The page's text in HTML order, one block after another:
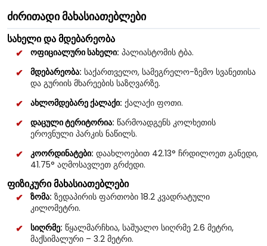
ძირითადი მახასიათებლები
სახელი და მდებარეობა
ოფიციალური სახელი: პალიასტომის ტბა.
მდებარეობა: საქართველო, სამეგრელო-ზემო სვანეთისა
და გურიის მხარეების საზღვარზე.
ახლომდებარე ქალაქი: ქალაქი ფოთი.
დაცული ტერიტორია: წარმოადგენს კოლხეთის
ეროვნული პარკის ნაწილს.
კოორდინატები: დაახლოებით 42.13° ჩრდილოეთ განედი,
41.75° აღმოსავლეთ გრძედი.
ფიზიკური მახასიათებლები
ზომა: ზედაპირის ფართობი 18.2 კვადრატული
კილომეტრი.
სიღრმე: წყალმარჩხია, საშუალო სიღრმე 2.6 მეტრი,
მაქსიმალური – 3.2 მეტრი.